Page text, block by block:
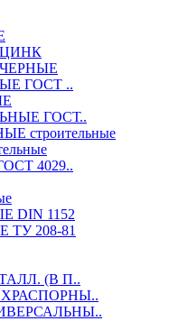
ГОСТ ..
ГОСТ..
строительные
4029..
1152
208-81
(В П..